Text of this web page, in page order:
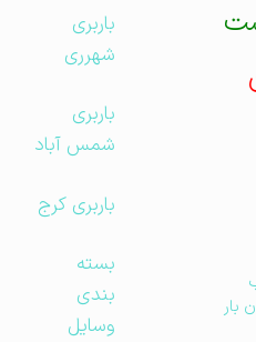
باربری
شهرری
باربری
شمس آباد
باربری کرج
بسته
بندی
وسایل